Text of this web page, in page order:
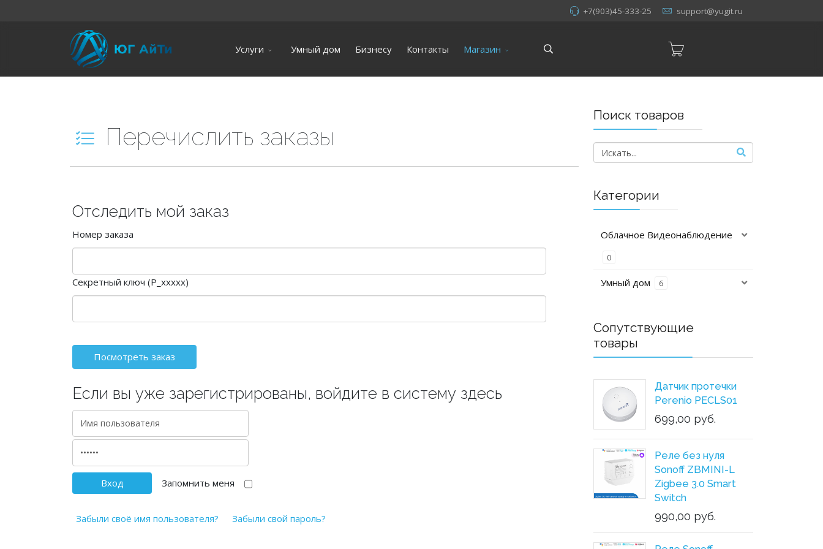
+7(903)45-333-25 support@yugit.ru
Услуги Умный дом Бизнесу Контакты Магазин
Перечислить заказы
Отследить мой заказ
Номер заказа
Секретный ключ (P_xxxxx)
Если вы уже зарегистрированы, войдите в систему здесь
Запомнить меня
Забыли своё имя пользователя? Забыли свой пароль?
Поиск товаров
Категории
Облачное Видеонаблюдение
0
Умный дом 6
Сопутствующие
товары
Датчик протечки
Perenio PECLS01
699,00 руб.
Реле без нуля
Sonoff ZBMINI-L
Zigbee 3.0 Smart
Switch
990,00 руб.